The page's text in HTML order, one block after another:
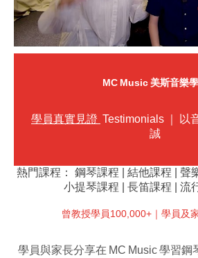
MC Music 美斯音樂
學員真實見證 Testimonials ｜ 以
誠
熱門課程： 鋼琴課程 結他課程 聲
小提琴課程
長笛課程 流
曾教授學員100,000+｜學員及
學員與家長分享在 MC Music 學習鋼